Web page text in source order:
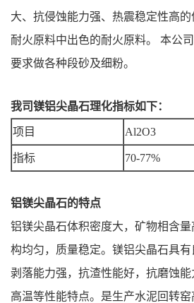
大、抗侵蚀能力强、热震稳定性高
耐火原料中出色的耐火原料。 本公
要求做各种段砂及细粉。
我司镁铝尖晶石理化指标如下：
项目 Al2O3
指标 70-77%
铝镁尖晶石的特点
铝镁尖晶石体积密度大，矿物相含
构均匀，质量稳定。镁铝尖晶石具有
剥落能力强，抗渣性能好，抗磨蚀
高温等性能特点。是生产水泥回转